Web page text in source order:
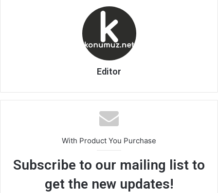
Editor
With Product You Purchase
Subscribe to our mailing list to
get the new updates!